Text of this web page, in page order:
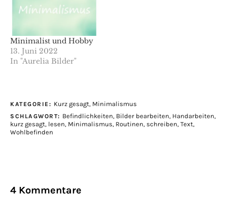
Minimalist und Hobby
13. Juni 2022
In "Aurelia Bilder"
KATEGORIE: Kurz gesagt, Minimalismus
SCHLAGWORT: Befindlichkeiten, Bilder bearbeiten, Handarbeiten,
kurz gesagt, lesen, Minimalismus, Routinen, schreiben, Text,
Wohlbefinden
4 Kommentare